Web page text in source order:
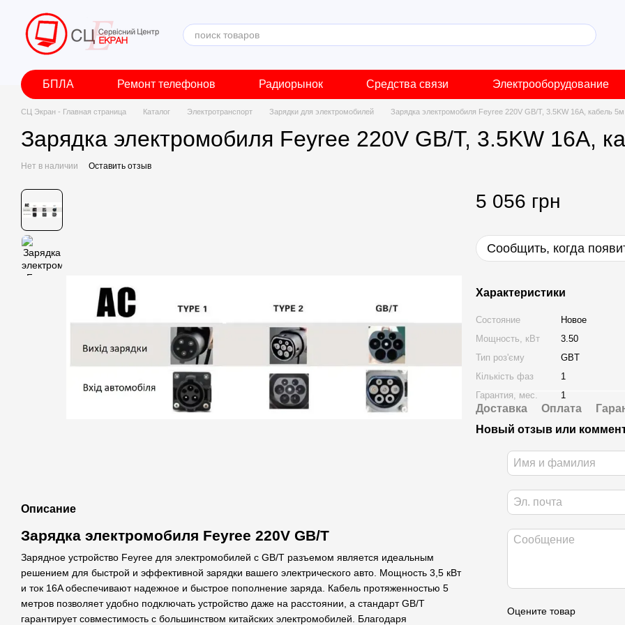
Перейти к основному контенту
БПЛА Ремонт телефонов Радиорынок Средства связи Электрооборудование
СЦ Экран - Главная страница Каталог Электротранспорт Зарядки для электромобилей Зарядка электромобиля Feyree 220V GB/T, 3.5KW 16A, кабель 5м
Зарядка электромобиля Feyree 220V GB/T, 3.5KW 16A,
Нет в наличии Оставить отзыв
Описание
Зарядка электромобиля Feyree 220V GB/T
Зарядное устройство Feyree для электромобилей с GB/T разъемом является идеальным
решением для быстрой и эффективной зарядки вашего электрического авто. Мощность 3,5 кВт
и ток 16A обеспечивают надежное и быстрое пополнение заряда. Кабель протяженностью 5
метров позволяет удобно подключать устройство даже на расстоянии, а стандарт GB/T
гарантирует совместимость с большинством китайских электромобилей. Благодаря
5 056 грн
Сообщить, когда
Характеристики
Состояние
Новое
Мощность, кВт
3.50
Тип роз'єму
GBT
Кількість фаз
1
Гарантия, мес.
1
Доставка Оплата
Новый отзыв или
Оцените товар